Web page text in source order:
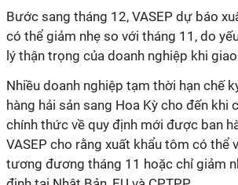
Bước sang tháng 12, VASEP dự báo
có thể giảm nhẹ so với tháng 11, do
lý thận trọng của doanh nghiệp khi
Nhiều doanh nghiệp tạm thời hạn chế
hàng hải sản sang Hoa Kỳ cho đến khi
chính thức về quy định mới được ban
VASEP cho rằng xuất khẩu tôm có
tương đương tháng 11 hoặc chỉ giảm